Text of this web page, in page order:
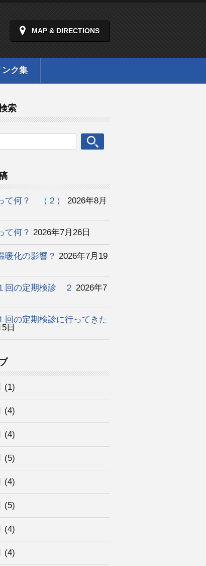
MAP & DIRECTIONS
ンク集
索
て何？ （２）
2026年8月
て何？ 2026年7月26日
暖化の影響？ 2026年7月19
回の定期検診 ２ 2026年7
回の定期検診に行ってきた
日
(1)
(4)
(4)
(5)
(4)
(5)
(4)
(4)